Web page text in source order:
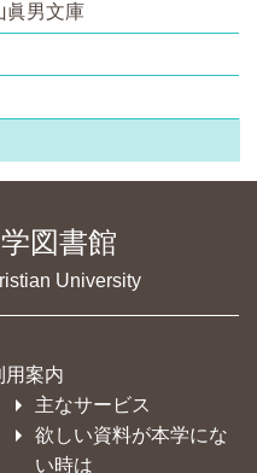
眞男文庫
図書館
University
用案内
主なサービス
欲しい資料が本学にな
い時は